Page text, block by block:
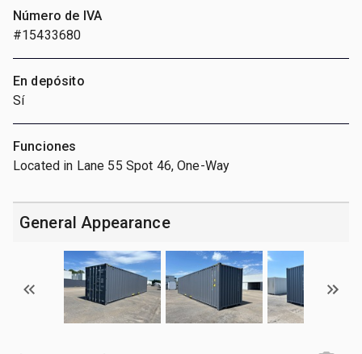
Número de IVA
#15433680
En depósito
Sí
Funciones
Located in Lane 55 Spot 46, One-Way
General Appearance